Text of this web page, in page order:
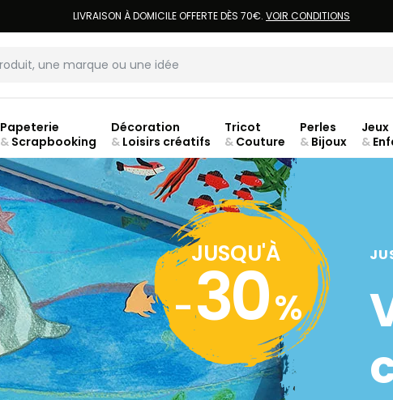
LIVRAISON À DOMICILE OFFERTE DÈS 70€. VOIR CONDITIONS
Papeterie
&Scrapbooking
Décoration
&Loisirs créatifs
Tricot
& Couture
Perles
& Bijoux
Jeux
&
JUSQU'À
-30%